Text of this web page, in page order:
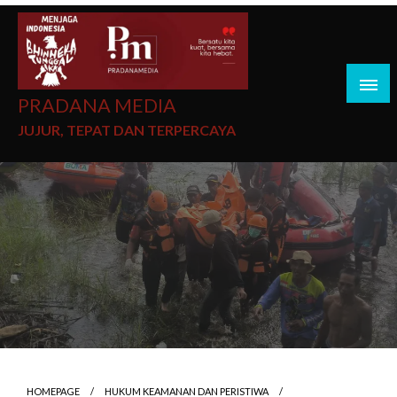
PRADANA MEDIA
JUJUR, TEPAT DAN TERPERCAYA
HOMEPAGE HUKUM KEAMANAN DAN PERISTIWA